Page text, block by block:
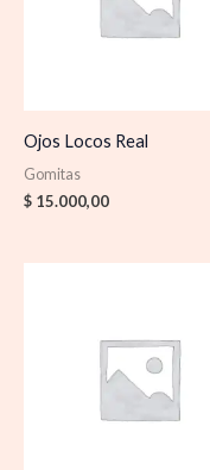
Ojos Locos Real
Gomitas
$ 15.000,00